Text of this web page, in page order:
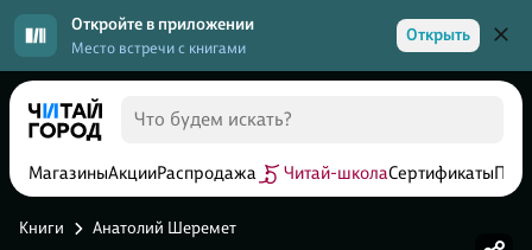
Откройте в приложении
Место встречи с книгами
Открыть
МагазиныАкцииРаспродажа Читай-школаСертификаты
Книги Анатолий Шеремет